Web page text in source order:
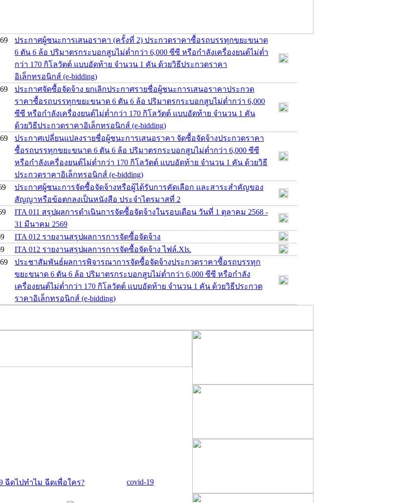
ประกาศผู้ชนะการเสนอราคา (ครั้งที่ 2) ประกวดราคาซื้อรถบรรทุกขยะขนาด
6 ตัน 6 ล้อ ปริมาตรกระบอกสูบไม่ต่ำกว่า 6,000 ซีซี หรือกำลังเครื่องยนต์ไม่ต่ำ
กว่า 170 กิโลวัตต์ แบบอัดท้าย จำนวน 1 คัน ด้วยวิธีประกวดราคา
อิเล็กทรอนิกส์ (e-bidding)
ประกาศจัดซื้อจัดจ้าง ยกเลิกประกาศรายชื่อผู้ชนะการเสนอราคาประกวด
ราคาซื้อรถบรรทุกขยะขนาด 6 ตัน 6 ล้อ ปริมาตรกระบอกสูบไม่ต่ำกว่า 6,000
ซีซี หรือกำลังเครื่องยนต์ไม่ต่ำกว่า 170 กิโลวัตต์ แบบอัดท้าย จำนวน 1 คัน
ด้วยวิธีประกวดราคาอิเล็กทรอนิกส์ (e-bidding)
ประกาศเปลี่ยนแปลงรายชื่อผู้ชนะการเสนอราคา จัดซื้อจัดจ้างประกวดราคา
ซื้อรถบรรทุกขยะขนาด 6 ตัน 6 ล้อ ปริมาตรกระบอกสูบไม่ต่ำกว่า 6,000 ซีซี
หรือกำลังเครื่องยนต์ไม่ต่ำกว่า 170 กิโลวัตต์ แบบอัดท้าย จำนวน 1 คัน ด้วยวิธี
ประกวดราคาอิเล็กทรอนิกส์ (e-bidding)
ประกาศผู้ชนะการจัดซื้อจัดจ้างหรือผู้ได้รับการคัดเลือก และสาระสำคัญของ
สัญญาหรือข้อตกลงเป็นหนังสือ ประจำไตรมาสที่ 2
ITA 011 สรุปผลการดำเนินการจัดซื้อจัดจ้างในรอบเดือน วันที่ 1 ตุลาคม 2568 -
31 มีนาคม 2569
ITA 012 รายงานสรุปผลการการจัดซื้อจัดจ้าง
ITA 012 รายงานสรุปผลการการจัดซื้อจัดจ้าง ไฟล์.Xls.
ประชาสัมพันธ์ผลการพิจารณาการจัดซื้อจัดจ้างประกวดราคาซื้อรถบรรทุก
ขยะขนาด 6 ตัน 6 ล้อ ปริมาตรกระบอกสูบไม่ต่ำกว่า 6,000 ซีซี หรือกำลัง
เครื่องยนต์ไม่ต่ำกว่า 170 กิโลวัตต์ แบบอัดท้าย จำนวน 1 คัน ด้วยวิธีประกวด
ราคาอิเล็กทรอนิกส์ (e-bidding)
ฉีดไปทำไม ฉีดเพื่อใคร? covid-19